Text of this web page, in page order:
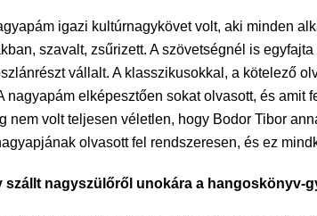
igazi kultúrnagykövet volt, aki minden
szavalt, zsűrizett. A szövetségnél is
vállalt. A klasszikusokkal, a kötelező
nagyapám elképesztően sokat olvasott, és
nem volt teljesen véletlen, hogy Bodor Tibor
olvasott fel rendszeresen, és ez
szállt nagyszülőről unokára a